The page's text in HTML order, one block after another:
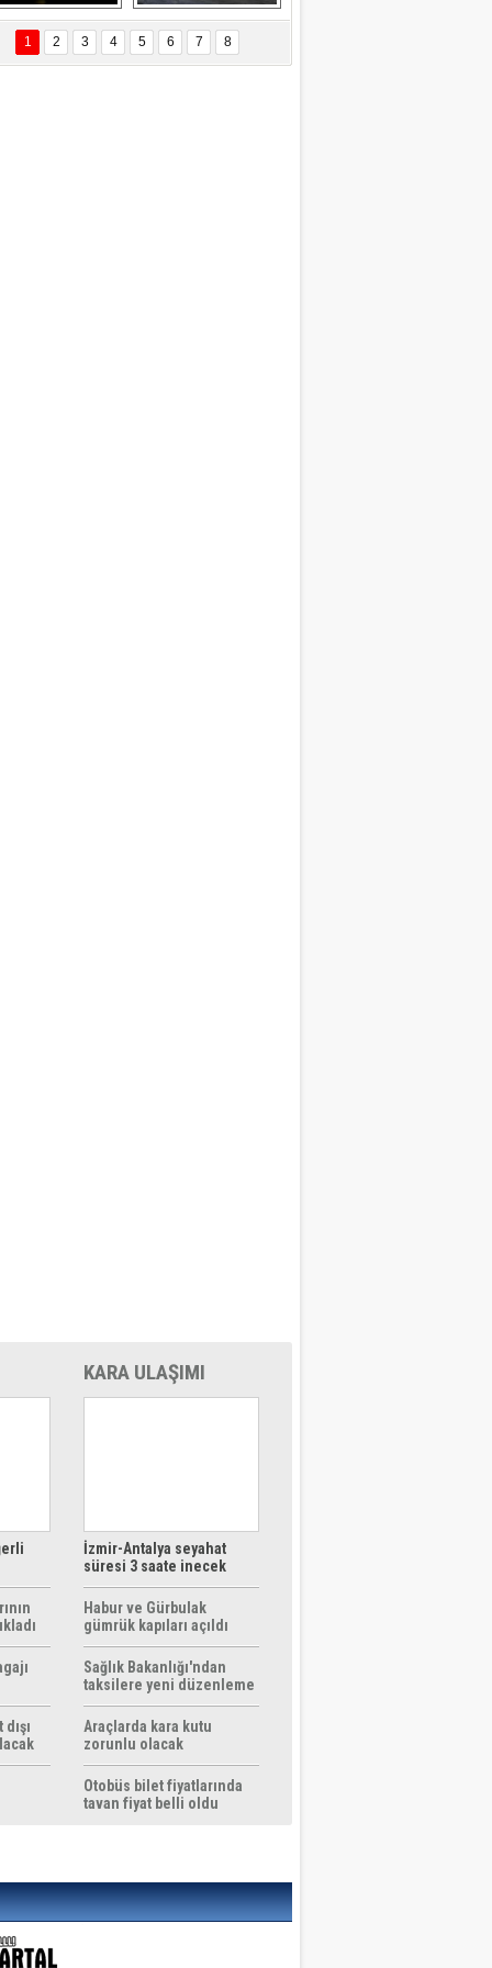
ÖZYANIK
Değişti?
Delta uçağına
yıldırım çarptı
Ford Focus RS
(2015)
1 2 3 4 5 6 7 8
KARA ULAŞIMI
İzmir-Antalya seyahat
süresi 3 saate inecek
Habur ve Gürbulak
gümrük kapıları açıldı
Sağlık Bakanlığı'ndan
taksilere yeni düzenleme
Araçlarda kara kutu
zorunlu olacak
Otobüs bilet fiyatlarında
tavan fiyat belli oldu